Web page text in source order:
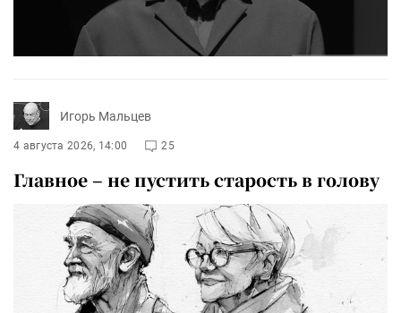
Игорь Мальцев
4 августа 2026, 14:00 25
Главное – не пустить старость в голову